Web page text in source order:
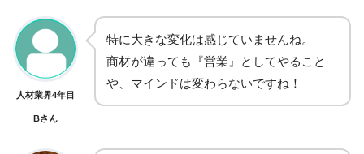
人材業界4年目
Bさん
特に大きな変化は感じていませんね。
商材が違っても『営業』としてやること
や、マインドは変わらないですね！